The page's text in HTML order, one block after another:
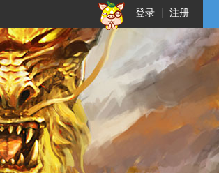
登录 注册